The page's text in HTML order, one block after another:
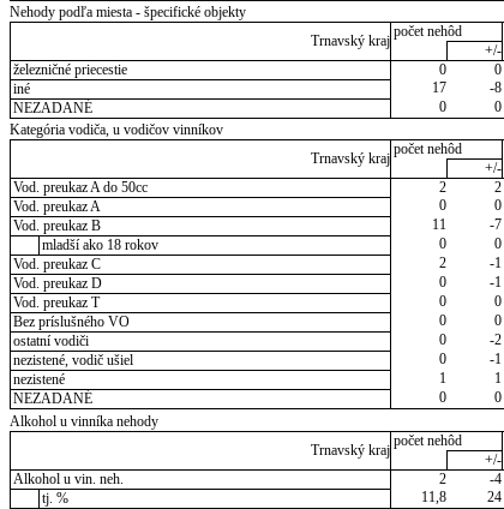
Nehody podľa miesta - špecifické objekty
Trnavský kraj
počet nehôd
+/-
železničné priecestie
0 0
iné
17 -8
NEZADANÉ
0 0
Kategória vodiča, u vodičov vinníkov
Trnavský kraj
počet nehôd
+/-
Vod. preukaz A do 50cc
2 2
Vod. preukaz A
0 0
Vod. preukaz B
11 -7
mladší ako 18 rokov
0 0
Vod. preukaz C
2 -1
Vod. preukaz D
0 -1
Vod. preukaz T
0 0
Bez príslušného VO
0 0
ostatní vodiči
0 -2
nezistené, vodič ušiel
0 -1
nezistené
1 1
NEZADANÉ
0 0
Alkohol u vinníka nehody
Trnavský kraj
počet nehôd
+/-
Alkohol u vin. neh.
2 -4
tj. %
11,8 24